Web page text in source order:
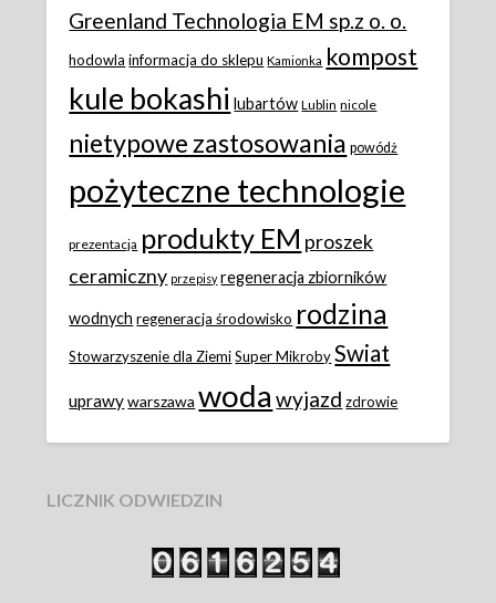
Greenland Technologia EM sp.z o. o.
hodowla informacja do sklepu Kamionka kompost
kule bokashi lubartów Lublin nicole
nietypowe zastosowania powódż
pożyteczne technologie
prezentacja produkty EM proszek
ceramiczny przepisy regeneracja zbiorników
wodnych regeneracja środowisko rodzina
Stowarzyszenie dla Ziemi Super Mikroby Swiat
uprawy warszawa woda wyjazd zdrowie
LICZNIK ODWIEDZIN